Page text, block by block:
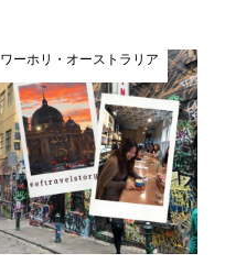
ワーホリ・オーストラリア